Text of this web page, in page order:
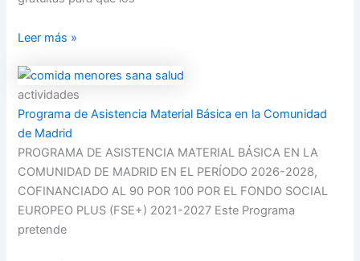
Leer más »
actividades
Programa de Asistencia Material Básica en la Comunidad
de Madrid
PROGRAMA DE ASISTENCIA MATERIAL BÁSICA EN LA
COMUNIDAD DE MADRID EN EL PERÍODO 2026-2028,
COFINANCIADO AL 90 POR 100 POR EL FONDO SOCIAL
EUROPEO PLUS (FSE+) 2021-2027 Este Programa
pretende